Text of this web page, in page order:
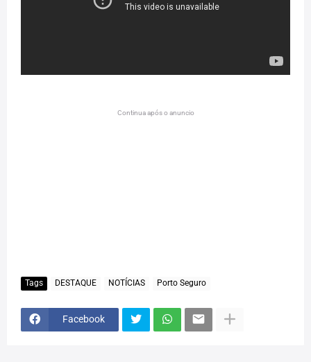
Continua após o anuncio
Tags DESTAQUE NOTÍCIAS Porto Seguro
Facebook